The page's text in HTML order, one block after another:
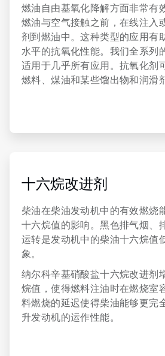
燃油自由基氧化降解方面非常有
燃油与空气接触之前，在线注入
剂到燃油中。这种类型的应用有
水平的抗氧化性能。我们全系列
适用于几乎所有应用。抗氧化剂
燃料、煤油和某些馏出物和润滑
十六烷改进剂
柴油在柴油发动机中的有效燃烧
十六烷值的影响。黑色排气烟、
运转是发动机中的柴油十六烷值
象。
纳尔科辛基硝酸盐十六烷改进剂
烷值，使得燃料注油时在燃烧室
料燃烧的延迟使得柴油能够更完
升发动机的运作性能。